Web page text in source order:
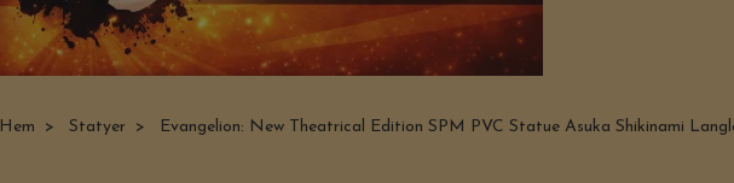
Hem Statyer Evangelion: New Theatrical Edition SPM PVC Statue Asuka Shikinami